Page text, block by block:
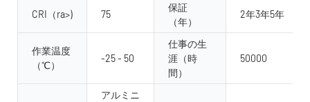
CRI（ra>) 75
保証
（年）
2年3年5年
作業温度
（℃）
-25 - 50
仕事の生
涯（時
間）
50000
アルミニ